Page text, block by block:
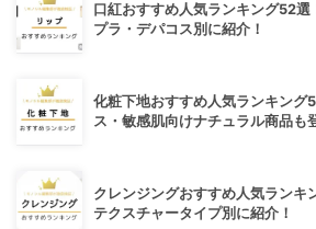
口紅おすすめ人気ランキング52
プラ・デパコス別に紹介！
化粧下地おすすめ人気ランキング
ス・敏感肌向けナチュラル商品も
クレンジングおすすめ人気ランキ
テクスチャータイプ別に紹介！